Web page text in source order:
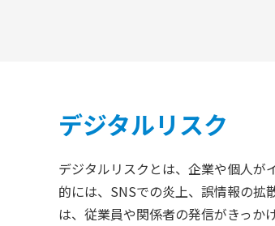
デジタルリスク
デジタルリスクとは、企業や個人が
的には、SNSでの炎上、誤情報の拡
は、従業員や関係者の発信がきっか